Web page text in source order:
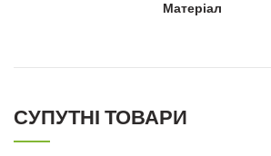
Матеріал
СУПУТНІ ТОВАРИ